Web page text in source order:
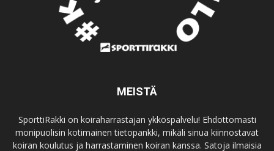
MEISTÄ
SporttiRakki on koiraharrastajan ykköspalvelu! Ehdottomasti
monipuolisin kotimainen tietopankki, mikäli sinua kiinnostavat
koiran koulutus ja harrastaminen koiran kanssa. Satoja ilmaisia